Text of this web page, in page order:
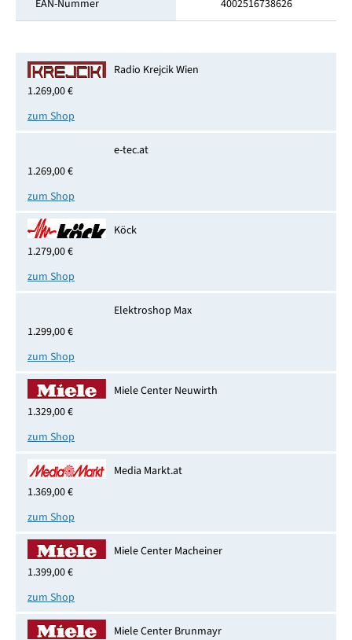
EAN-Nummer 4002516738626
Radio Krejcik Wien
1.269,00 €
zum Shop
e-tec.at
1.269,00 €
zum Shop
Köck
1.279,00 €
zum Shop
Elektroshop Max
1.299,00 €
zum Shop
Miele Center Neuwirth
1.329,00 €
zum Shop
Media Markt.at
1.369,00 €
zum Shop
Miele Center Macheiner
1.399,00 €
zum Shop
Miele Center Brunmayr